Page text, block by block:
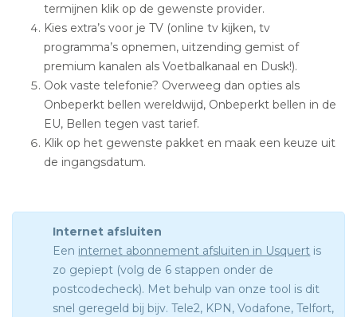
termijnen klik op de gewenste provider.
Kies extra’s voor je TV (online tv kijken, tv
programma’s opnemen, uitzending gemist of
premium kanalen als Voetbalkanaal en Dusk!).
Ook vaste telefonie? Overweeg dan opties als
Onbeperkt bellen wereldwijd, Onbeperkt bellen in de
EU, Bellen tegen vast tarief.
Klik op het gewenste pakket en maak een keuze uit
de ingangsdatum.
Internet afsluiten
Een internet abonnement afsluiten in Usquert is
zo gepiept (volg de 6 stappen onder de
postcodecheck). Met behulp van onze tool is dit
snel geregeld bij bijv. Tele2, KPN, Vodafone, Telfort,